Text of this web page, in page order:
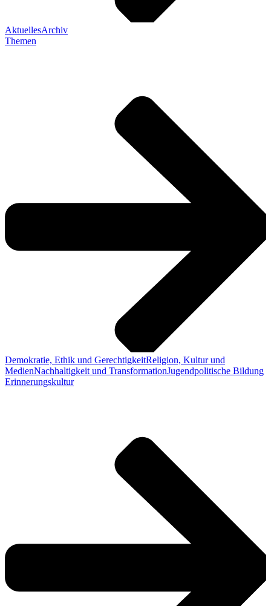
AktuellesArchiv
Themen
Demokratie, Ethik und GerechtigkeitReligion, Kultur und
MedienNachhaltigkeit und TransformationJugendpolitische Bildung
Erinnerungskultur